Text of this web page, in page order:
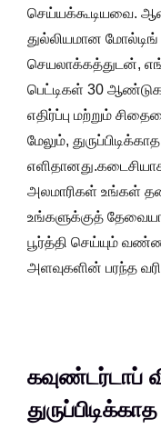
செய்யக்கூடியவை.
துல்லியமான மோல்டிங்
செயலாக்கத்துடன்,
பெட்டிகள் 30
எதிர்ப்பு மற்றும்
மேலும்,
அலமாரிகள் உங்கள்
உங்களுக்குத்
பூர்த்தி செய்யும்
அளவுகளின் பரந்த
கவுண்டர்டாப்